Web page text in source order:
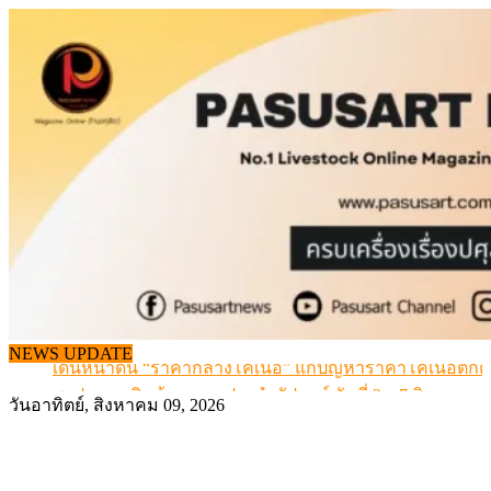
content
NEWS UPDATE
เดินหน้าดัน “ราคากลางโคเนื้อ” แก้ปัญหาราคาโคเนื้อตก
สรุปภาวะ สินค้าเกษตรประจำสัปดาห์ วันที่ 3 – 7 สิงหาคม
วันอาทิตย์, สิงหาคม 09, 2026